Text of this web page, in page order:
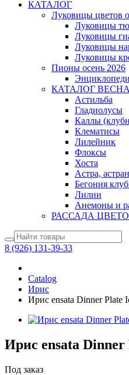
КАТАЛОГ
Луковицы цветов
Луковицы
Луковицы
Луковицы
Луковицы
Пионы осень 2026
КАТАЛОГ ВЕСНА
Астильба
Гладиолусы
Каллы
Клематисы
Лилейник
Флоксы
Хоста
Астра,
Бегония
Лилии
Анемоны и
РАССАДА
8 (926) 131-39-33
Catalog
Ирис
Ирис ensata Dinner Plate
Ирис ensata Dinner
Под заказ